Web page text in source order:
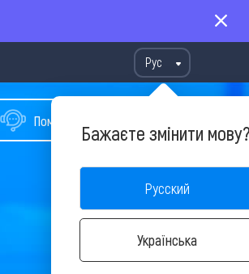
Рус
Бажаєте змінити
Русский
Українська
Помощь в подборе тура